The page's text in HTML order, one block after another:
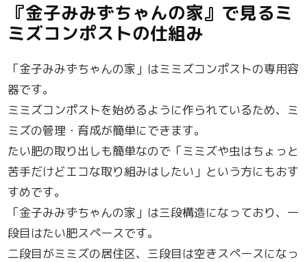
『金子みみずちゃんの家』で見るミ
ミズコンポストの仕組み
「金子みみずちゃんの家」はミミズコンポストの専用容
器です。
ミミズコンポストを始めるように作られているため、ミ
ミズの管理・育成が簡単にできます。
たい肥の取り出しも簡単なので「ミミズや虫はちょっと
苦手だけどエコな取り組みはしたい」という方にもおす
すめです。
「金子みみずちゃんの家」は三段構造になっており、一
段目はたい肥スペースです。
二段目がミミズの居住区、三段目は空きスペースになっ